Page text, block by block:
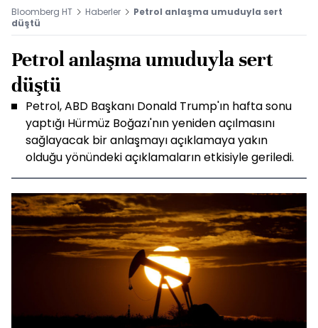
Bloomberg HT Haberler
Petrol anlaşma umuduyla sert
düştü
Petrol anlaşma umuduyla sert
düştü
Petrol, ABD Başkanı Donald Trump'ın hafta sonu
yaptığı Hürmüz Boğazı'nın yeniden açılmasını
sağlayacak bir anlaşmayı açıklamaya yakın
olduğu yönündeki açıklamaların etkisiyle geriledi.